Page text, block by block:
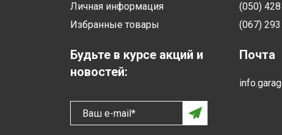
Личная информация
Избранные товары
Будьте в курсе акций и
новостей:
Ваш e-mail*
(050)
(067)
Почта